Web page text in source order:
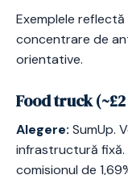
Exemplele
concentrare de
orientative.
Food truck
Alegere: SumUp.
infrastructură fixă.
comisionul de